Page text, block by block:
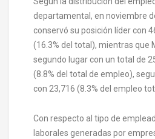
departamental, en noviembre
conservó su posición líder con
(16.3% del total), mientras que
segundo lugar con un total de
(8.8% del total de empleo),
con 23,716 (8.3% del empleo
Con respecto al tipo de
laborales generadas por